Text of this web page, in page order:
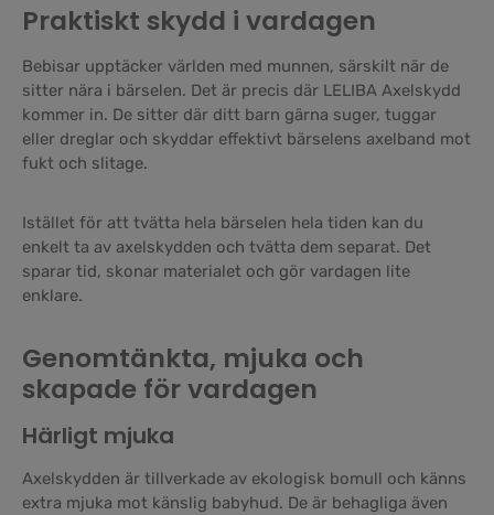
Praktiskt skydd i vardagen
Bebisar upptäcker världen med munnen, särskilt när de
sitter nära i bärselen. Det är precis där LELIBA Axelskydd
kommer in. De sitter där ditt barn gärna suger, tuggar
eller dreglar och skyddar effektivt bärselens axelband mot
fukt och slitage.
Istället för att tvätta hela bärselen hela tiden kan du
enkelt ta av axelskydden och tvätta dem separat. Det
sparar tid, skonar materialet och gör vardagen lite
enklare.
Genomtänkta, mjuka och
skapade för vardagen
Härligt mjuka
Axelskydden är tillverkade av ekologisk bomull och känns
extra mjuka mot känslig babyhud. De är behagliga även